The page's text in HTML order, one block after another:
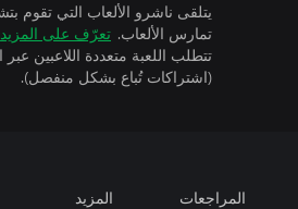
تمارس الألعاب. تعرّف على المزيد
(اشتراكات تُباع بشكل منفصل).
المراجعات المزيد